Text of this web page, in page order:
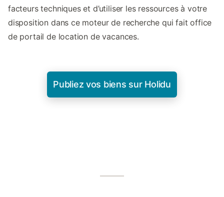
facteurs techniques et d’utiliser les ressources à votre
disposition dans ce moteur de recherche qui fait office
de portail de location de vacances.
Publiez vos biens sur Holidu